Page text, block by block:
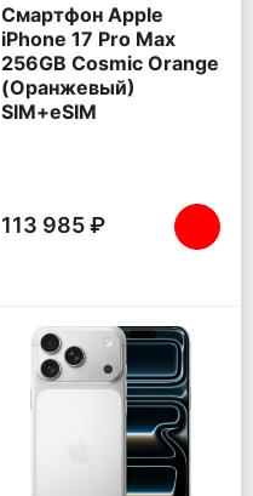
Смартфон Apple
iPhone 17 Pro Max
256GB Cosmic Orange
(Оранжевый)
SIM+eSIM
113 985 ₽